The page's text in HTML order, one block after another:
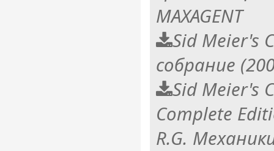
MAXAGENT
Sid Meier's
собрание
Sid Meier's
Complete
R.G.